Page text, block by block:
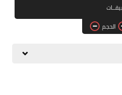
الصحة والجمال
موشن جرافيك
الحجم